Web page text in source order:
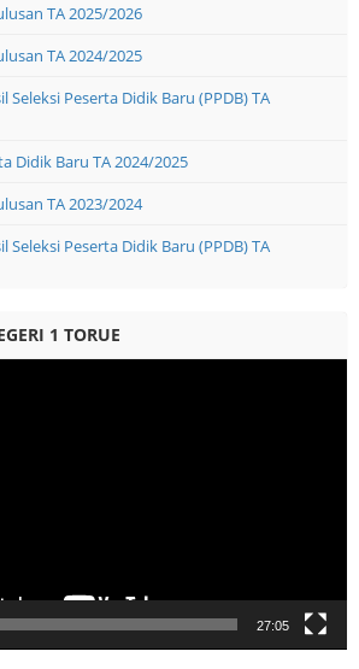
TA 2025/2026
TA 2024/2025
Seleksi Peserta Didik Baru (PPDB) TA
Didik Baru TA 2024/2025
TA 2023/2024
Seleksi Peserta Didik Baru (PPDB) TA
1 TORUE
27:05